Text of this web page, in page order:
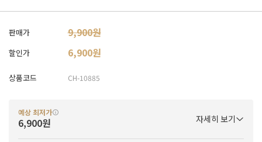
판매가 9,900원
할인가 6,900원
상품코드 CH-10885
예상 최저가
6,900원 자세히 보기